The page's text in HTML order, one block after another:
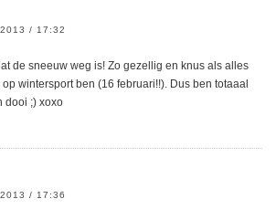
/ 17:32
de sneeuw weg is! Zo gezellig en knus als alles
wintersport ben (16 februari!!). Dus ben totaaal
dooi ;) xoxo
/ 17:36